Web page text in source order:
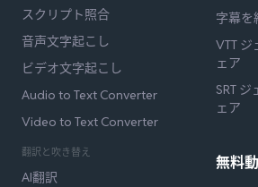
スクリプト照合
音声文字起こし
ビデオ文字起こし
Audio to Text Converter
Video to Text Converter
翻訳と吹き替え
AI翻訳
字幕を
VTT ジ
ェア
SRT
ェア
無料